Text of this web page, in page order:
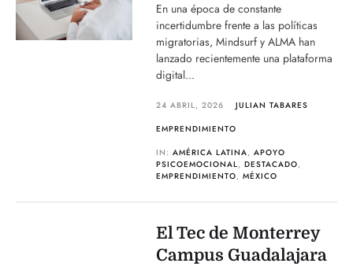
En una época de constante
incertidumbre frente a las políticas
migratorias, Mindsurf y ALMA han
lanzado recientemente una plataforma
digital...
24 ABRIL, 2026
JULIAN TABARES
EMPRENDIMIENTO
IN:AMÉRICA LATINA,APOYO
PSICOEMOCIONAL,DESTACADO,
EMPRENDIMIENTO,MÉXICO
El Tec de Monterrey
Campus Guadalajara